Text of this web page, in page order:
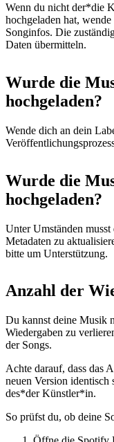
Wenn du nicht der*die
hochgeladen hat,
Songinfos. Die
Daten übermitteln.
Wurde die
hochgeladen?
Wende dich an dein
Wurde die
hochgeladen?
Unter Umständen
Metadaten zu
bitte um Unterstützung.
Anzahl der
Du kannst deine Musik
Wiedergaben zu
der Songs.
Achte darauf, dass das
neuen Version
des*der Künstler*in.
So prüfst du, ob deine